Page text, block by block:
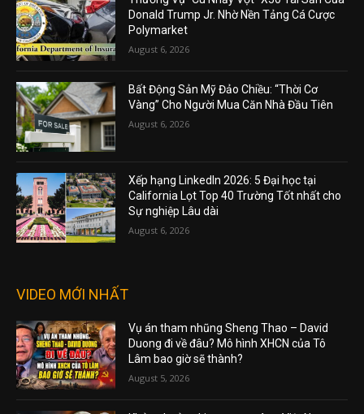
Donald Trump Jr. Nhờ Nền Tảng Cá Cược
Polymarket
August 6, 2026
Bất Động Sản Mỹ Đảo Chiều: “Thời Cơ
Vàng” Cho Người Mua Căn Nhà Đầu Tiên
August 6, 2026
Xếp hạng LinkedIn 2026: 5 Đại học tại
California Lọt Top 40 Trường Tốt nhất cho
Sự nghiệp Lâu dài
August 6, 2026
VIDEO MỚI NHẤT
Vụ án tham nhũng Sheng Thao – David
Duong đi về đâu? Mô hình XHCN của Tô
Lâm bao giờ sẽ thành?
August 5, 2026